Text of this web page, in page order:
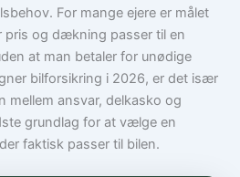
For mange ejere er målet
pris og dækning passer til en
at man betaler for unødige
bilforsikring i 2026, er det især
mellem ansvar, delkasko og
grundlag for at vælge en
faktisk passer til bilen.